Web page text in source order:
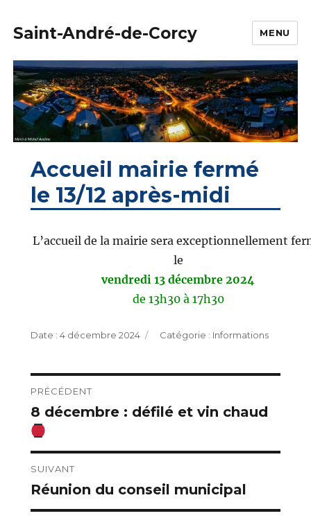
Saint-André-de-Corcy MENU
Accueil mairie fermé
le 13/12 après-midi
L’accueil de la mairie sera exceptionnellement
le
vendredi 13 décembre 2024
de 13h30 à 17h30
Publié
4 décembre 2024 Catégories
Informations
Navigation
de
l’article
PRÉCÉDENT
Publication
précédente :
8 décembre : défilé et vin chaud
SUIVANT
Publication
suivante :
Réunion du conseil municipal